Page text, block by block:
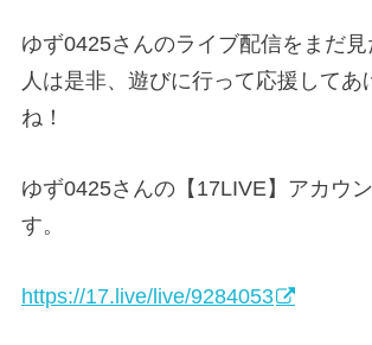
ゆず0425さんのライブ配信をまだ
人は是非、遊びに行って応援してあ
ね！
ゆず0425さんの【17LIVE】アカウ
す。
https://17.live/live/9284053